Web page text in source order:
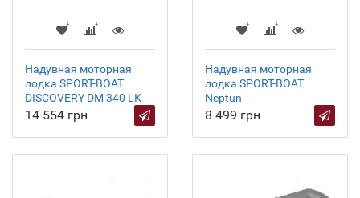
Надувная моторная
лодка SPORT-BOAT
DISCOVERY DM 340 LК
14 554 грн
Надувная моторная
лодка SPORT-BOAT
Neptun
8 499 грн